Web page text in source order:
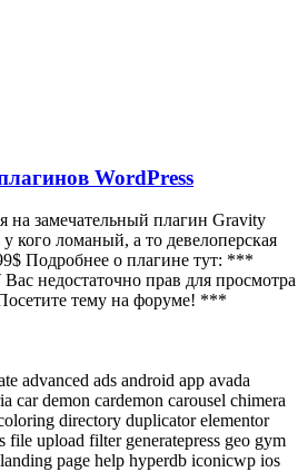
WordPress
на замечательный плагин Gravity
кого ломаный, а то девелоперская
Подробнее о плагине тут: ***
недостаточно прав для просмотра
тему на форуме! ***
advanced ads android app avada
car demon cardemon carousel chimera
directory duplicatorelementor
file upload filter generatepress geo gym
page help hyperdb iconicwp ios